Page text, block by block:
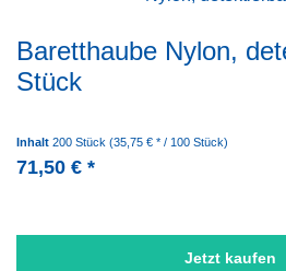
Baretthaube Nylon,
Stück
Inhalt 200 Stück (35,75 € * / 100 Stück)
71,50 € *
Jetzt kaufen